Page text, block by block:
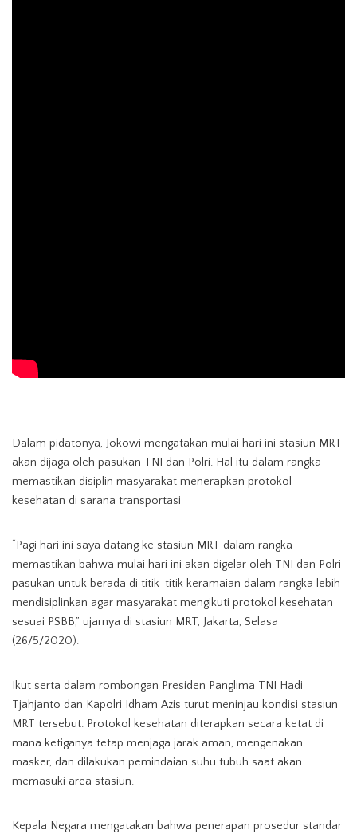
Dalam pidatonya, Jokowi mengatakan mulai hari ini stasiun MRT
akan dijaga oleh pasukan TNI dan Polri. Hal itu dalam rangka
memastikan disiplin masyarakat menerapkan protokol
kesehatan di sarana transportasi
“Pagi hari ini saya datang ke stasiun MRT dalam rangka
memastikan bahwa mulai hari ini akan digelar oleh TNI dan Polri
pasukan untuk berada di titik-titik keramaian dalam rangka lebih
mendisiplinkan agar masyarakat mengikuti protokol kesehatan
sesuai PSBB,” ujarnya di stasiun MRT, Jakarta, Selasa
(26/5/2020).
Ikut serta dalam rombongan Presiden Panglima TNI Hadi
Tjahjanto dan Kapolri Idham Azis turut meninjau kondisi stasiun
MRT tersebut. Protokol kesehatan diterapkan secara ketat di
mana ketiganya tetap menjaga jarak aman, mengenakan
masker, dan dilakukan pemindaian suhu tubuh saat akan
memasuki area stasiun.
Kepala Negara mengatakan bahwa penerapan prosedur standar